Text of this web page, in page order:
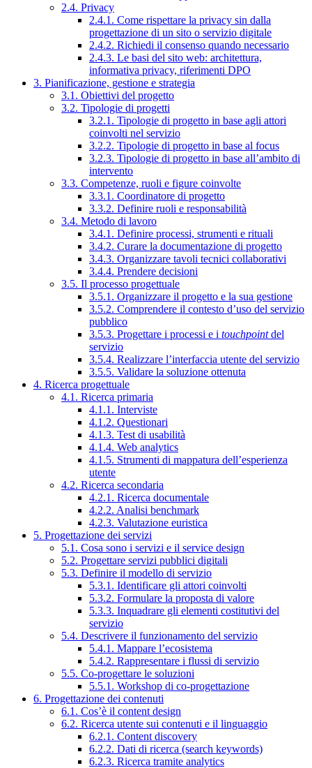
2.4. Privacy
2.4.1. Come rispettare la privacy sin dalla
progettazione di un sito o servizio digitale
2.4.2. Richiedi il consenso quando necessario
2.4.3. Le basi del sito web: architettura,
informativa privacy, riferimenti DPO
3. Pianificazione, gestione e strategia
3.1. Obiettivi del progetto
3.2. Tipologie di progetti
3.2.1. Tipologie di progetto in base agli attori
coinvolti nel servizio
3.2.2. Tipologie di progetto in base al focus
3.2.3. Tipologie di progetto in base all’ambito di
intervento
3.3. Competenze, ruoli e figure coinvolte
3.3.1. Coordinatore di progetto
3.3.2. Definire ruoli e responsabilità
3.4. Metodo di lavoro
3.4.1. Definire processi, strumenti e rituali
3.4.2. Curare la documentazione di progetto
3.4.3. Organizzare tavoli tecnici collaborativi
3.4.4. Prendere decisioni
3.5. Il processo progettuale
3.5.1. Organizzare il progetto e la sua gestione
3.5.2. Comprendere il contesto d’uso del servizio
pubblico
3.5.3. Progettare i processi e i touchpointdel
servizio
3.5.4. Realizzare l’interfaccia utente del servizio
3.5.5. Validare la soluzione ottenuta
4. Ricerca progettuale
4.1. Ricerca primaria
4.1.1. Interviste
4.1.2. Questionari
4.1.3. Test di usabilità
4.1.4. Web analytics
4.1.5. Strumenti di mappatura dell’esperienza
utente
4.2. Ricerca secondaria
4.2.1. Ricerca documentale
4.2.2. Analisi benchmark
4.2.3. Valutazione euristica
5. Progettazione dei servizi
5.1. Cosa sono i servizi e il service design
5.2. Progettare servizi pubblici digitali
5.3. Definire il modello di servizio
5.3.1. Identificare gli attori coinvolti
5.3.2. Formulare la proposta di valore
5.3.3. Inquadrare gli elementi costitutivi del
servizio
5.4. Descrivere il funzionamento del servizio
5.4.1. Mappare l’ecosistema
5.4.2. Rappresentare i flussi di servizio
5.5. Co-progettare le soluzioni
5.5.1. Workshop di co-progettazione
6. Progettazione dei contenuti
6.1. Cos’è il content design
6.2. Ricerca utente sui contenuti e il linguaggio
6.2.1. Content discovery
6.2.2. Dati di ricerca (search keywords)
6.2.3. Ricerca tramite analytics